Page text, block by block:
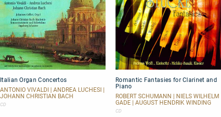
Organ
Concertos
Italian Organ Concertos
ANTONIO VIVALDI | ANDREA LUCHESI |
JOHANN CHRISTIAN BACH
CD
Fantasies
for
Clarinet
and
Piano
Romantic Fantasies for Clarinet and
Piano
ROBERT SCHUMANN | NIELS WILHELM
GADE | AUGUST HENDRIK WINDING
CD